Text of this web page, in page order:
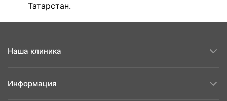
Татарстан.
Наша клиника
Информация